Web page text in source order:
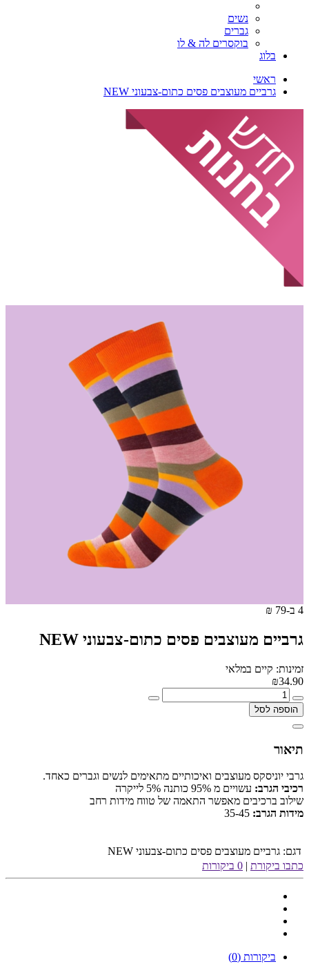
נשים
גברים
בוקסרים לה & לו
בלוג
ראשי
גרביים מעוצבים פסים כתום-צבעוני NEW
4 ב-79 ₪
גרביים מעוצבים פסים כתום-צבעוני NEW
זמינות: קיים במלאי
₪34.90
הוספה לסל
תיאור
גרבי יוניסקס מעוצבים ואיכותיים מתאימים לנשים וגברים כאחד.
רכיבי הגרב: עשויים מ 95% כותנה 5% לייקרה
שילוב ברכיבים מאפשר התאמה של טווח מידות רחב
מידות הגרב: 35-45
דגם: גרביים מעוצבים פסים כתום-צבעוני NEW
כתבו ביקורת | 0 ביקורות
ביקורות (0)